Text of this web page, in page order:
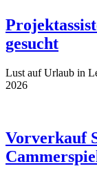
gesucht
Lust auf Urlaub in
2026
Vorverkauf